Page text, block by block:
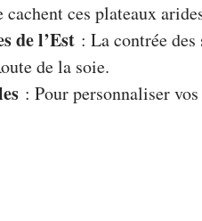
cachent ces plateaux
de l’Est : La contrée des
de la soie.
: Pour personnaliser